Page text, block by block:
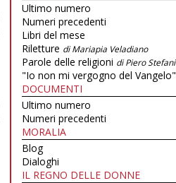
Ultimo numero
Numeri precedenti
Libri del mese
Riletture di Mariapia Veladiano
Parole delle religioni di Piero Stefani
"Io non mi vergogno del Vangelo"
DOCUMENTI
Ultimo numero
Numeri precedenti
MORALIA
Blog
Dialoghi
IL REGNO DELLE DONNE